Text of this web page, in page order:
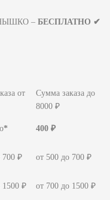
– БЕСПЛАТНО ✔
от
Сумма заказа до
8000 ₽
* 400 ₽
700 ₽ от 500 до 700 ₽
1500 ₽ от 700 до 1500 ₽